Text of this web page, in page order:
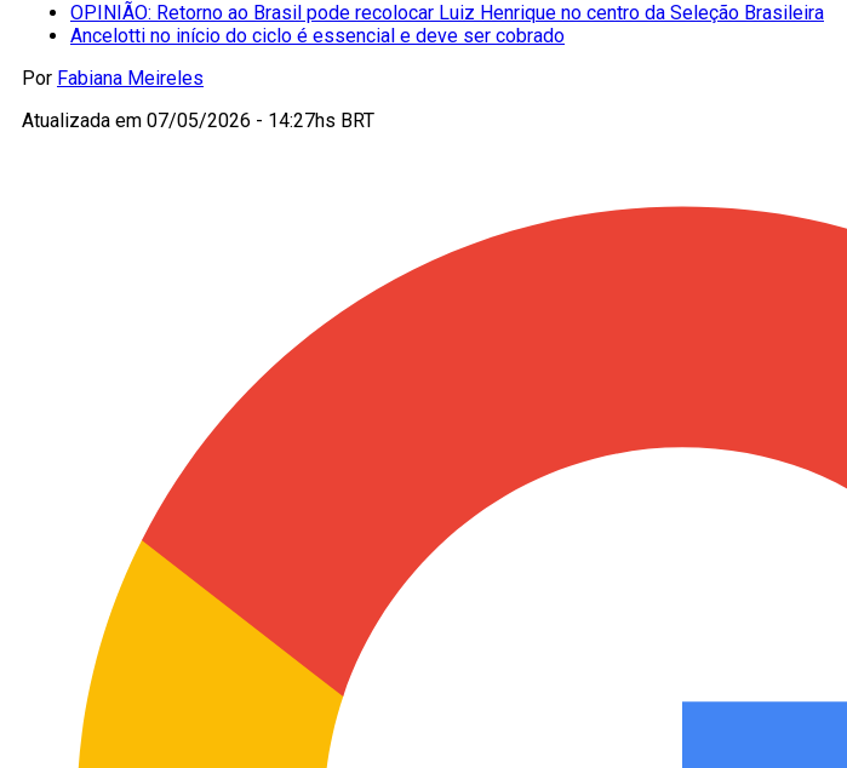
OPINIÃO: Retorno ao Brasil pode recolocar Luiz Henrique no centro da Seleção Brasileira
Ancelotti no início do ciclo é essencial e deve ser cobrado
Por Fabiana Meireles
Atualizada em 07/05/2026 - 14:27hs BRT